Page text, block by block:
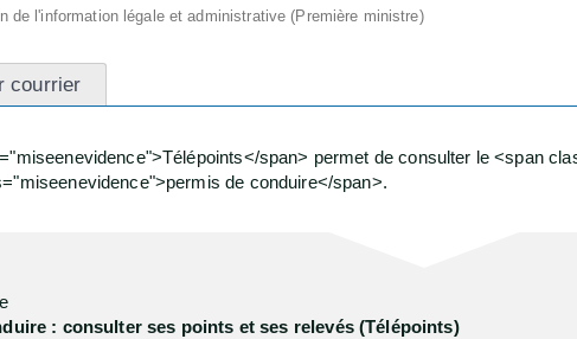
de l'information légale et administrative (Première ministre)
courrier
span> permet de consulter le <span
de conduire</span>.
: consulter ses points et ses relevés (Télépoints)